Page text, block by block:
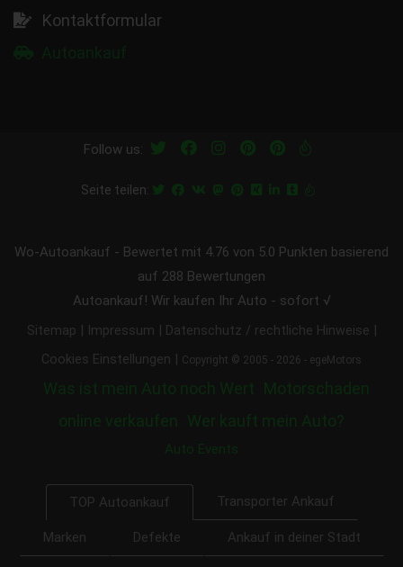
Kontaktformular
Follow us:
Seite teilen:
Wo-Autoankauf - Bewertet mit 4.76 von 5.0 Punkten basierend
auf 288 Bewertungen
Autoankauf! Wir kaufen Ihr Auto - sofort √
Sitemap Impressum Datenschutz / rechtliche Hinweise
Cookies Einstellungen Copyright © 2005 - 2026 - egeMotors
Was ist mein Auto noch Wert Motorschaden
online verkaufen
Wer kauft mein Auto?
Auto Events
TOP Autoankauf Transporter Ankauf
Marken Defekte Ankauf in deiner Stadt